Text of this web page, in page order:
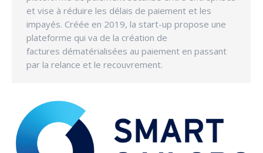
et vise à réduire les délais de paiement et les
impayés. Créée en 2019, la start-up propose une
plateforme qui va de la création de
factures dématérialisées au paiement en passant
par la relance et le recouvrement.